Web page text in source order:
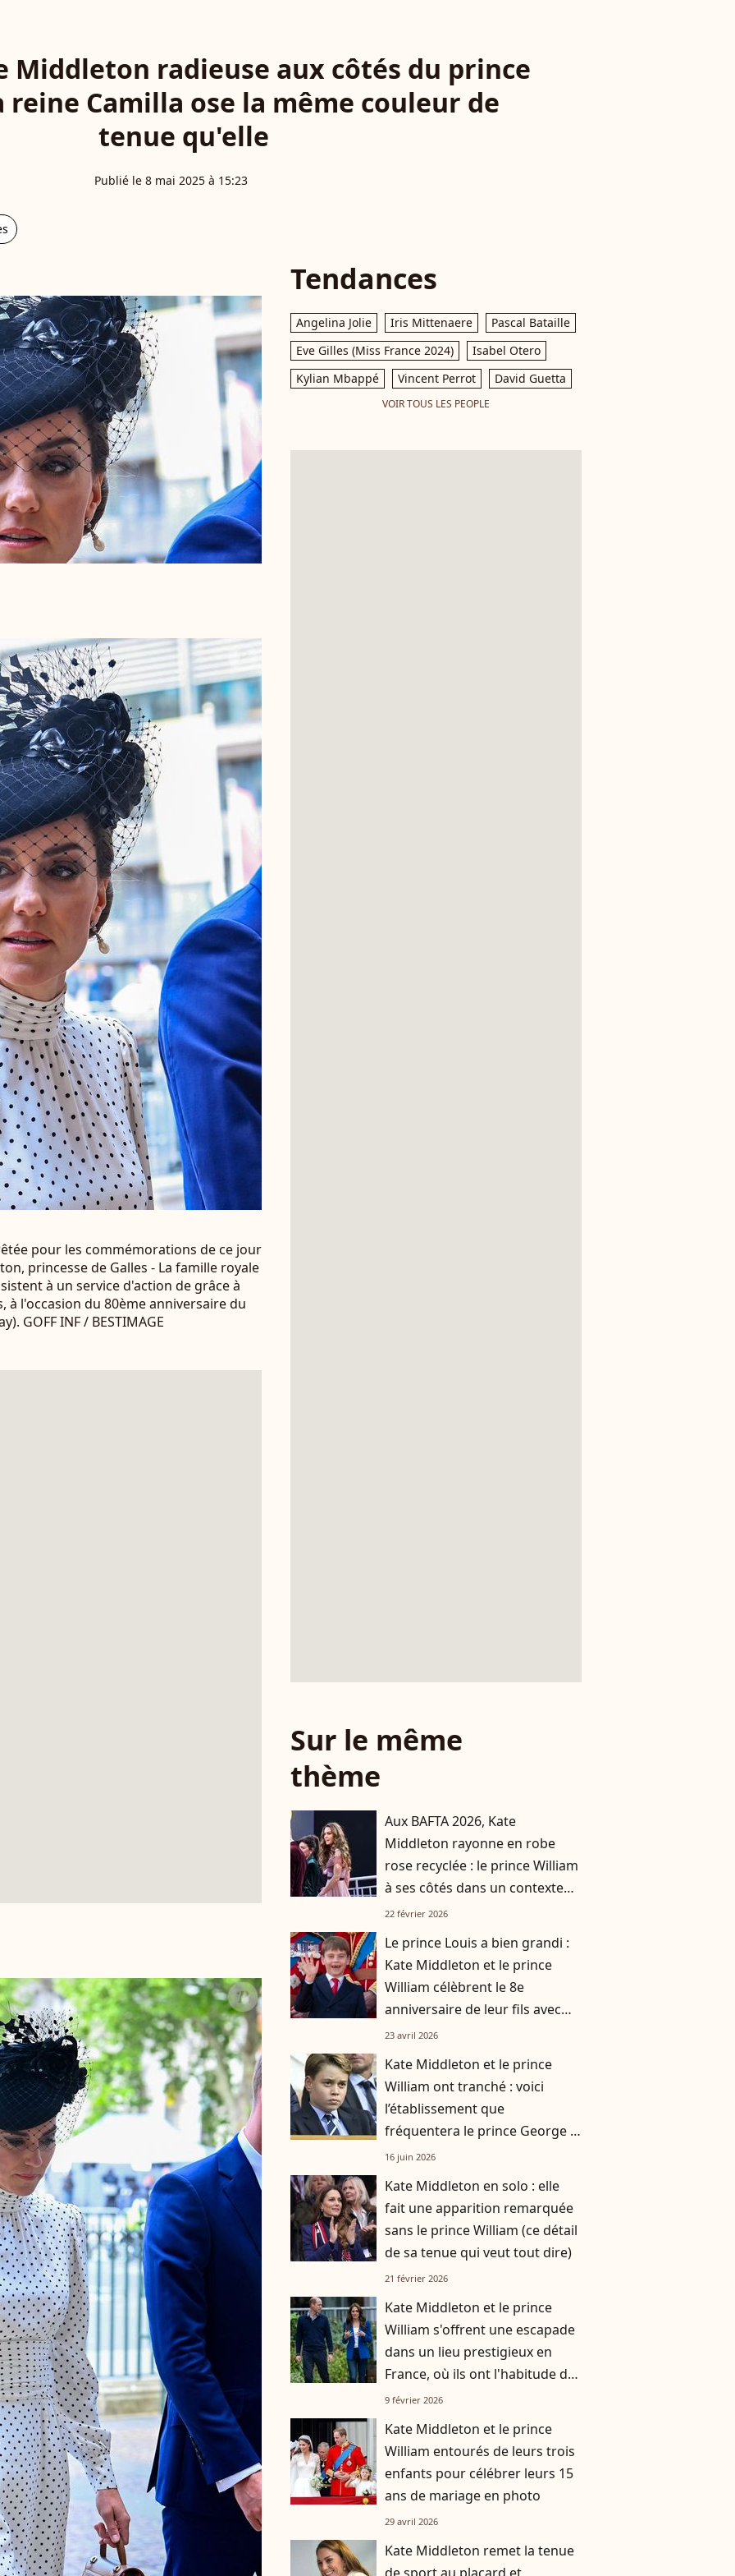
Middleton radieuse aux côtés du prince
Camilla ose la même couleur de
tenue qu'elle
Publié le 8 mai 2025 à 15:23
pour les commémorations de ce jour
princesse de Galles - La famille royale
à un service d'action de grâce à
à l'occasion du 80ème anniversaire du
GOFF INF / BESTIMAGE
Tendances
Angelina Jolie Iris Mittenaere
Pascal Bataille
Eve Gilles (Miss France 2024)
Isabel Otero
Kylian Mbappé
Vincent Perrot David Guetta
VOIR TOUS LES PEOPLE
Sur le même
thème
Aux BAFTA 2026, Kate
Middleton rayonne en robe
rose recyclée : le prince William
à ses côtés dans un contexte
délicat pour la famille royale
22 février 2026
Le prince Louis a bien grandi :
Kate Middleton et le prince
William célèbrent le 8e
anniversaire de leur fils avec
des images inédites
23 avril 2026
Kate Middleton et le prince
William ont tranché : voici
l’établissement que
fréquentera le prince George à
la rentrée
16 juin 2026
Kate Middleton en solo : elle
fait une apparition remarquée
sans le prince William (ce détail
de sa tenue qui veut tout dire)
21 février 2026
Kate Middleton et le prince
William s'offrent une escapade
dans un lieu prestigieux en
France, où ils ont l'habitude de
se rendre avec leurs trois
9 février 2026
Kate Middleton et le prince
William entourés de leurs trois
enfants pour célébrer leurs 15
ans de mariage en photo
29 avril 2026
Kate Middleton remet la tenue